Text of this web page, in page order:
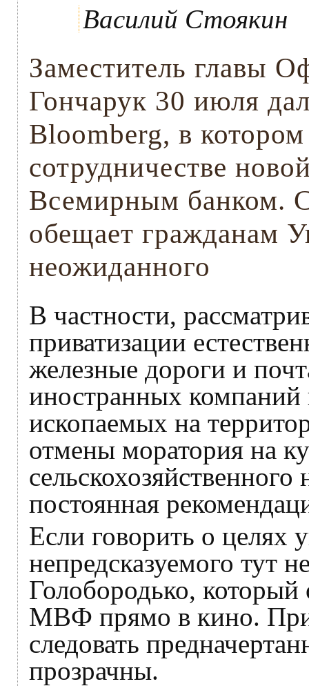
Василий Стоякин
Заместитель главы
Гончарук 30 июля
Bloomberg, в котором
сотрудничестве
Всемирным банком.
обещает гражданам
неожиданного
В частности,
приватизации
железные дороги и
иностранных компаний
ископаемых на
отмены моратория на
постоянная
Если говорить о целях
непредсказуемого тут
Голобородько, который
МВФ прямо в кино.
следовать
прозрачны.